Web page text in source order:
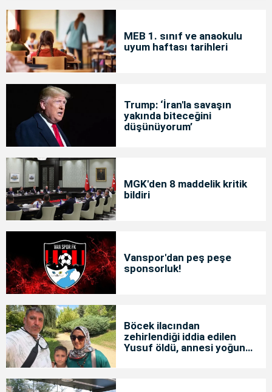
MEB 1. sınıf ve anaokulu
uyum haftası tarihleri
Trump: ‘İran'la savaşın
yakında biteceğini
düşünüyorum’
MGK'den 8 maddelik kritik
bildiri
Vanspor'dan peş peşe
sponsorluk!
Böcek ilacından
zehirlendiği iddia edilen
Yusuf öldü, annesi yoğun